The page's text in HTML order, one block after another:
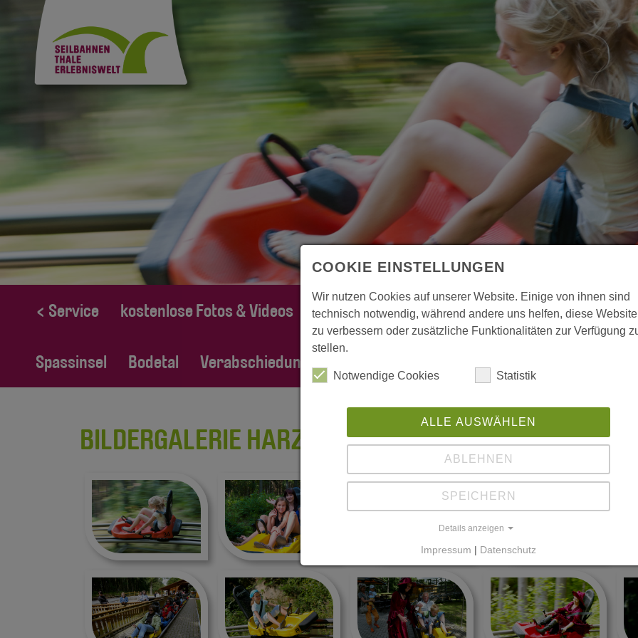
< Service kostenlose Fotos & Videos Videos Kabinenbahn Sessellift Harzbob
Spassinsel Bodetal Verabschiedung Familie Tietz
BILDERGALERIE HARZBOB
COOKIE EINSTELLUNGEN
Wir nutzen Cookies auf unserer Website. Einige von ihnen sind
technisch notwendig, während andere uns helfen, diese Website
zu verbessern oder zusätzliche Funktionalitäten zur Verfügung
stellen.
Notwendige Cookies Statistik
ALLE AUSWÄHLEN
ABLEHNEN
SPEICHERN
Details anzeigen
Impressum | Datenschutz